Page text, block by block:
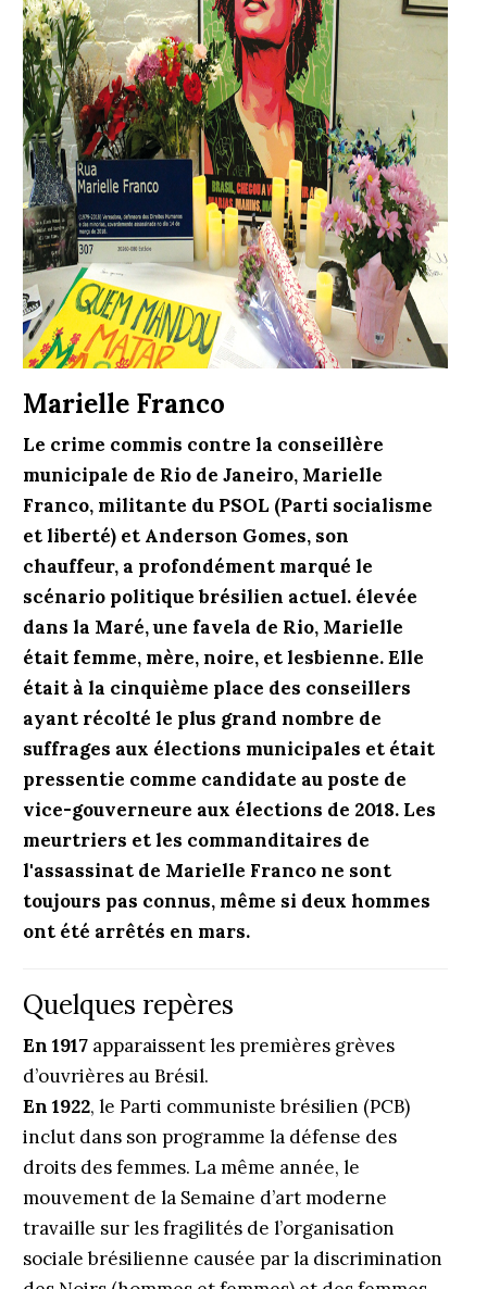
Marielle Franco
Le crime commis contre la conseillère
municipale de Rio de Janeiro, Marielle
Franco, militante du PSOL (Parti socialisme
et liberté) et Anderson Gomes, son
chauffeur, a profondément marqué le
scénario politique brésilien actuel. élevée
dans la Maré, une favela de Rio, Marielle
était fem­me, mère, noire, et lesbienne. Elle
était à la cinquième pla­ce des conseillers
ayant récolté le plus grand nombre de
suffrages aux élections municipales et était
pressentie comme candidate au poste de
vice-gouverneure aux élections de 2018. Les
meurtriers et les commanditaires de
l'assassinat de Marielle Franco ne sont
toujours pas connus, même si deux hommes
ont été arrêtés en mars.
Quelques repères
En 1917apparaissent les premières grèves
d’ouvrières au Brésil.
En 1922, le Parti communiste brésilien (PCB)
inclut dans son programme la défense des
droits des femmes. La même année, le
mouvement de la Semaine d’art moderne
travaille sur les fragilités de l’organisation
sociale brésilienne causée par la discrimination